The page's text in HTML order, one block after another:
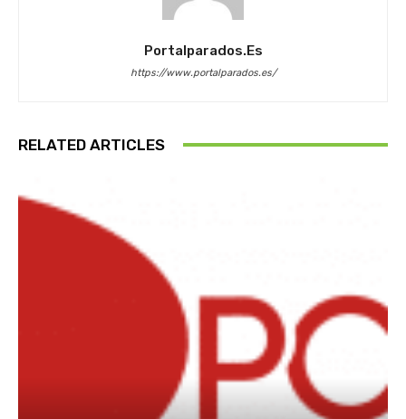
Portalparados.es
https://www.portalparados.es/
RELATED ARTICLES